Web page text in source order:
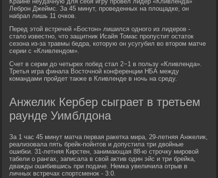
Леброн Джеймс. За 45 минут, проведенных на площадке, он
набрал лишь 11 очков.
Перед этой встречей «Бостон» лишился одного из лидеров -
стало известно, что защитник Исайя Томас пропустит остаток
сезона из-за травмы бедра, которую он усугубил во втором матче
серии с «Кливлендом».
Счет в серии до четырех побед стал 2−1 в пользу «Кливленда».
Третья игра финала Восточной конференции НБА между
командами пройдет также в Кливленде в ночь на среду.
Анжелик Кербер сыграет в третьем
раунде Уимблдона
За 1 час 45 минут матча первая ракетка мира, 29-летняя Анжелик,
реализовала пять брейк-пойнтов и допустила три двойные
ошибки. 31-летняя Кирстен, занимающая 88-ю строчку мировой
табели о рангах, записала в свой актив один эйс и три брейка,
дважды ошибившись при подаче. Немка увеличила отрыв в
личных встречах спортсменок - 3:0.